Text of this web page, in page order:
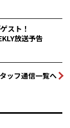
スト！
放送予告
ッフ通信一覧へ